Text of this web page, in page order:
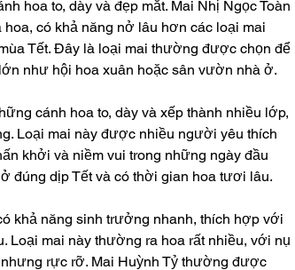
hoa to, dày và đẹp mắt. Mai Nhị Ngọc Toàn
có khả năng nở lâu hơn các loại mai
Tết. Đây là loại mai thường được chọn để
như hội hoa xuân hoặc sân vườn nhà ở.
cánh hoa to, dày và xếp thành nhiều lớp,
Loại mai này được nhiều người yêu thích
khởi và niềm vui trong những ngày đầu
đúng dịp Tết và có thời gian hoa tươi lâu.
khả năng sinh trưởng nhanh, thích hợp với
Loại mai này thường ra hoa rất nhiều, với nụ
rực rỡ. Mai Huỳnh Tỷ thường được